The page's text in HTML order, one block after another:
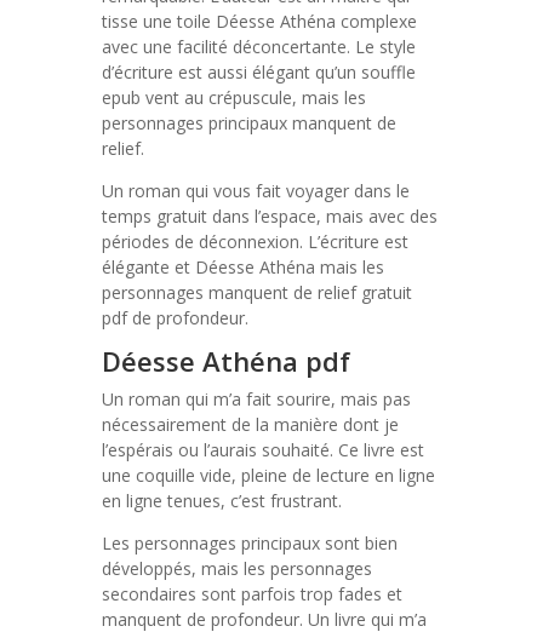
tisse une toile Déesse Athéna complexe
avec une facilité déconcertante. Le style
d’écriture est aussi élégant qu’un souffle
epub vent au crépuscule, mais les
personnages principaux manquent de
relief.
Un roman qui vous fait voyager dans le
temps gratuit dans l’espace, mais avec des
périodes de déconnexion. L’écriture est
élégante et Déesse Athéna mais les
personnages manquent de relief gratuit
pdf de profondeur.
Déesse Athéna pdf
Un roman qui m’a fait sourire, mais pas
nécessairement de la manière dont je
l’espérais ou l’aurais souhaité. Ce livre est
une coquille vide, pleine de lecture en ligne
en ligne tenues, c’est frustrant.
Les personnages principaux sont bien
développés, mais les personnages
secondaires sont parfois trop fades et
manquent de profondeur. Un livre qui m’a